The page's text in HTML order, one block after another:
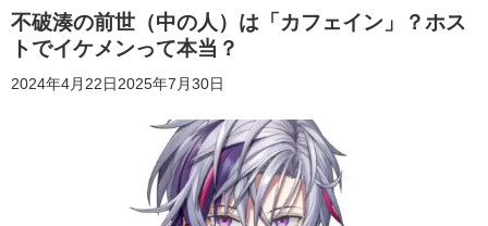
不破湊の前世（中の人）は「カフェイン」？ホス
トでイケメンって本当？
2024年4月22日 2025年7月30日